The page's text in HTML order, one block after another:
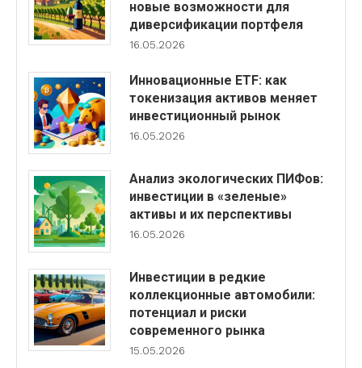
новые возможности для
диверсификации портфеля
16.05.2026
Инновационные ETF: как
токенизация активов меняет
инвестиционный рынок
16.05.2026
Анализ экологических ПИФов:
инвестиции в «зеленые»
активы и их перспективы
16.05.2026
Инвестиции в редкие
коллекционные автомобили:
потенциал и риски
современного рынка
15.05.2026